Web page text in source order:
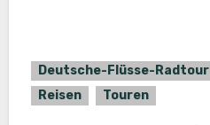
Deutsche-Flüsse-Radtour
Reisen
Touren